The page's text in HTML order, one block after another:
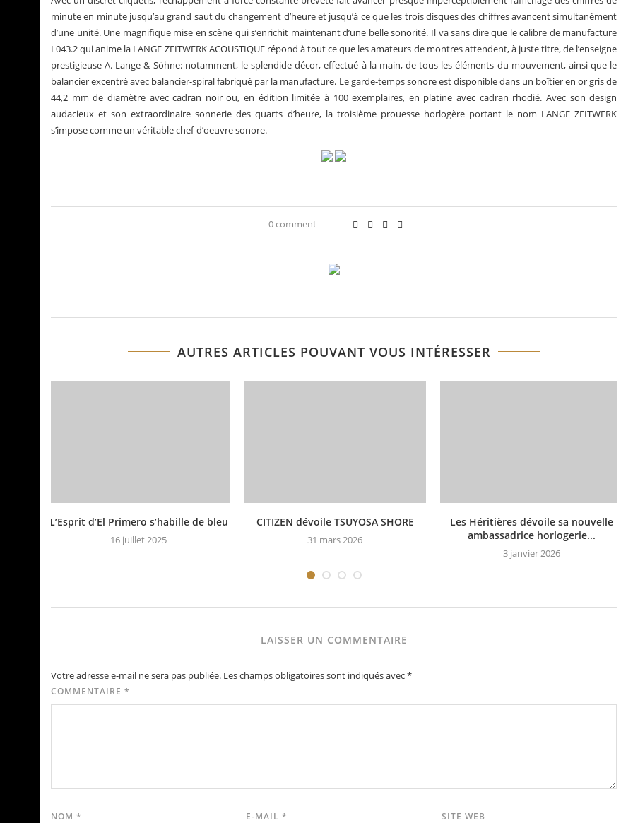
minute en minute jusqu’au grand saut du changement d’heure et jusqu’à ce que les trois disques des chiffres avancent simultanément
d’une unité. Une magnifique mise en scène qui s’enrichit maintenant d’une belle sonorité. Il va sans dire que le calibre de manufacture
L043.2 qui anime la LANGE ZEITWERK ACOUSTIQUE répond à tout ce que les amateurs de montres attendent, à juste titre, de l’enseigne
prestigieuse A. Lange & Söhne: notamment, le splendide décor, effectué à la main, de tous les éléments du mouvement, ainsi que le
balancier excentré avec balancier-spiral fabriqué par la manufacture. Le garde-temps sonore est disponible dans un boîtier en or gris de
44,2 mm de diamètre avec cadran noir ou, en édition limitée à 100 exemplaires, en platine avec cadran rhodié. Avec son design
audacieux et son extraordinaire sonnerie des quarts d’heure, la troisième prouesse horlogère portant le nom LANGE ZEITWERK
s’impose comme un véritable chef-d’oeuvre sonore.
0 comment
AUTRES ARTICLES POUVANT VOUS INTÉRESSER
L’Esprit d’El Primero s’habille de bleu
16 juillet 2025
CITIZEN dévoile TSUYOSA SHORE
31 mars 2026
Les Héritières dévoile sa nouvelle
ambassadrice horlogerie...
3 janvier 2026
LAISSER UN COMMENTAIRE
Votre adresse e-mail ne sera pas publiée. Les champs obligatoires sont indiqués avec*
COMMENTAIRE *
NOM * E-MAIL* SITE WEB